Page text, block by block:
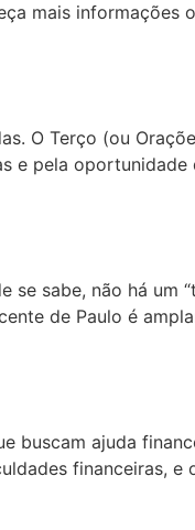
mais informações
O Terço (ou
e pela oportunidade
sabe, não há um
de Paulo é
buscam ajuda
financeiras, e